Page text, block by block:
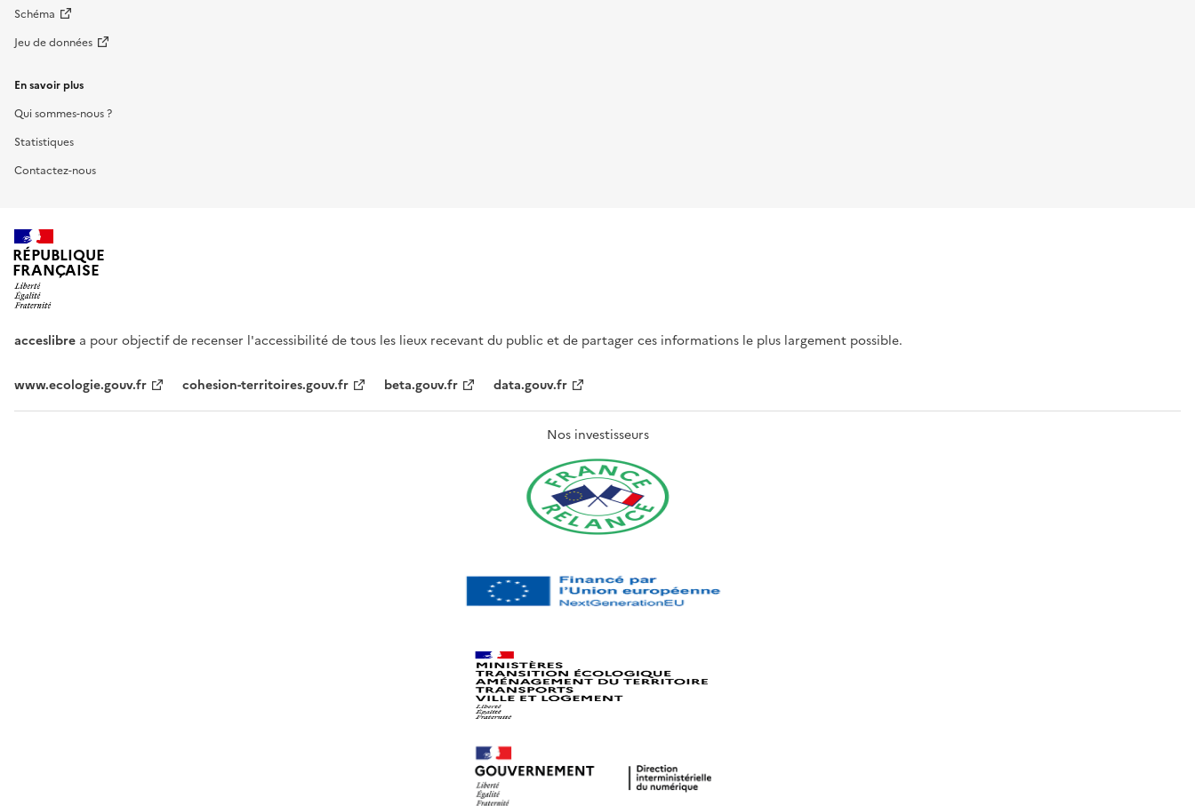
Schéma
Jeu de données
En savoir plus
Qui sommes-nous ?
Statistiques
Contactez-nous
RÉPUBLIQUE
FRANÇAISE
acceslibre a pour objectif de recenser l'accessibilité de tous les lieux recevant du public et de partager ces informations le plus largement possible.
www.ecologie.gouv.fr cohesion-territoires.gouv.fr beta.gouv.fr data.gouv.fr
Nos investisseurs